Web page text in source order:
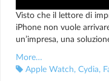
Visto che il lettore di
iPhone non vuole
un’impresa, una
More…
Apple Watch, Cydia,